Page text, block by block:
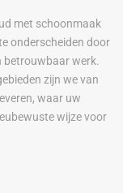
met schoonmaak
onderscheiden door
betrouwbaar werk.
zijn we van
waar uw
wijze voor